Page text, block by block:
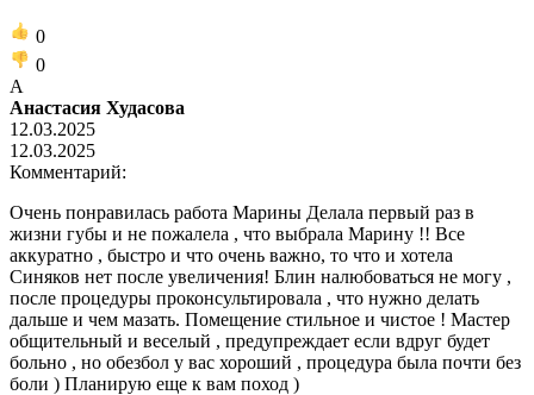
0
0
А
Анастасия Худасова
12.03.2025
12.03.2025
Комментарий:
Очень понравилась работа Марины Делала первый раз в
жизни губы и не пожалела , что выбрала Марину !! Все
аккуратно , быстро и что очень важно, то что и хотела
Синяков нет после увеличения! Блин налюбоваться не могу ,
после процедуры проконсультировала , что нужно делать
дальше и чем мазать. Помещение стильное и чистое ! Мастер
общительный и веселый , предупреждает если вдруг будет
больно , но обезбол у вас хороший , процедура была почти без
боли ) Планирую еще к вам поход )